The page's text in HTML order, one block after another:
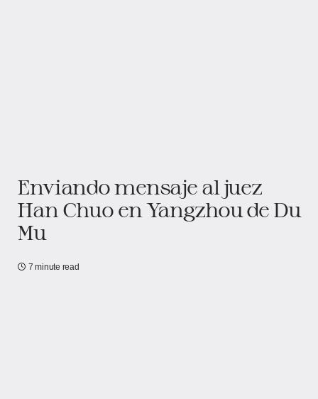
Enviando mensaje al juez
Han Chuo en Yangzhou de Du
Mu
7 minute read